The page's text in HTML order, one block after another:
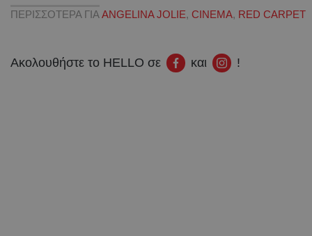
ΠΕΡΙΣΣΟΤΕΡΑ ΓΙΑ ANGELINA JOLIE, CINEMA, RED CARPET
Ακολουθήστε το HELLO σε και !